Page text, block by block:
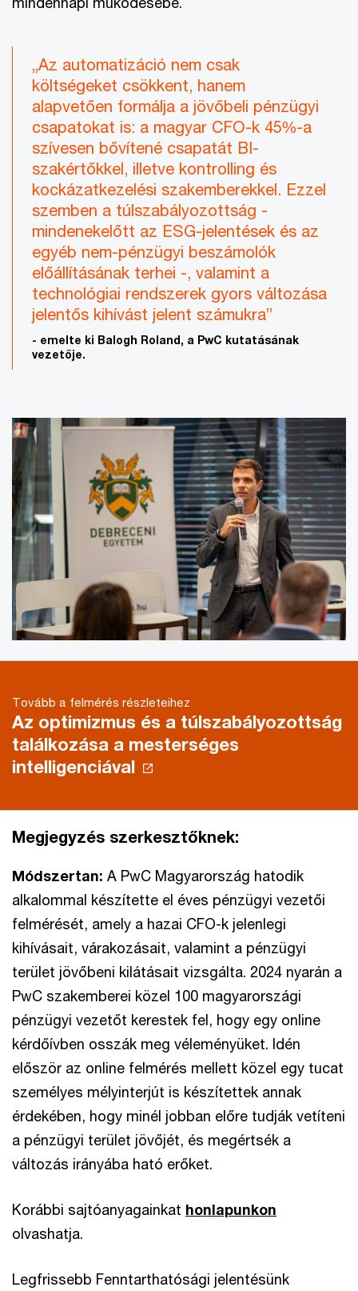
„Az automatizáció nem csak
költségeket csökkent, hanem
alapvetően formálja a jövőbeli pénzügyi
csapatokat is: a magyar CFO-k 45%-a
szívesen bővítené csapatát BI-
szakértőkkel, illetve kontrolling és
kockázatkezelési szakemberekkel. Ezzel
szemben a túlszabályozottság -
mindenekelőtt az ESG-jelentések és az
egyéb nem-pénzügyi beszámolók
előállításának terhei -, valamint a
technológiai rendszerek gyors változása
jelentős kihívást jelent számukra”
- emelte ki Balogh Roland, a PwC kutatásának
vezetője.
Tovább a felmérés részleteihez
Az optimizmus és a túlszabályozottság
találkozása a mesterséges
intelligenciával
Megjegyzés szerkesztőknek:
Módszertan: A PwC Magyarország hatodik
alkalommal készítette el éves pénzügyi vezetői
felmérését, amely a hazai CFO-k jelenlegi
kihívásait, várakozásait, valamint a pénzügyi
terület jövőbeni kilátásait vizsgálta. 2024 nyarán a
PwC szakemberei közel 100 magyarországi
pénzügyi vezetőt kerestek fel, hogy egy online
kérdőívben osszák meg véleményüket. Idén
először az online felmérés mellett közel egy tucat
személyes mélyinterjút is készítettek annak
érdekében, hogy minél jobban előre tudják vetíteni
a pénzügyi terület jövőjét, és megértsék a
változás irányába ható erőket.
Korábbi sajtóanyagainkat honlapunkon
olvashatja.
Legfrissebb Fenntarthatósági jelentésünk